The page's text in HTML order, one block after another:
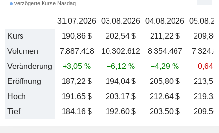
verzögerte Kurse Nasdaq
31.07.2026 03.08.2026 04.08.2026
Kurs
190,86 $ 202,54 $ 211,22 $
209,86
Volumen
7.887.418 10.302.612 8.354.467
Veränderung
+3,05 % +6,12 % +4,29 %
-0,64
Eröffnung
187,22 $ 194,04 $ 205,80 $
213,55
Hoch
191,65 $ 203,17 $ 212,64 $
219,35
Tief
184,16 $ 192,60 $ 203,50 $ 209,56